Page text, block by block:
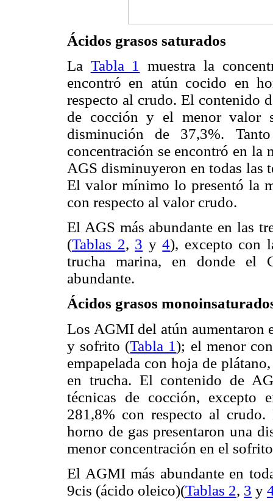
Ácidos grasos saturados
La Tabla 1
muestra la
encontró en atún cocido en
respecto al crudo. El contenido
de cocción y el menor valor
disminución de 37,3%.
concentración se encontró en la
AGS disminuyeron en todas las
El valor mínimo lo presentó la
con respecto al valor crudo.
El AGS más abundante en las
(Tablas 2, 3 y4), excepto con
trucha marina, en donde el
abundante.
Ácidos grasos
Los AGMI del atún aumentaron
y sofrito (Tabla 1); el menor
empapelada con hoja de
en trucha. El contenido de
técnicas de cocción, excepto
281,8% con respecto al crudo.
horno de gas presentaron una
menor concentración en el
El AGMI más abundante en
9cis (ácido oleico)(Tablas 2, 3 y